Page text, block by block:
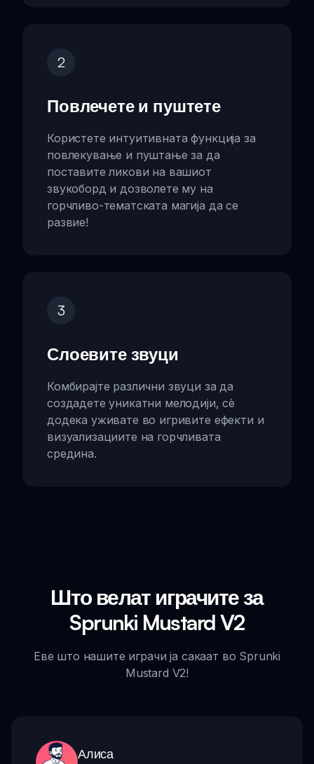
2
Повлечете и пуштете
Користете интуитивната функција за
повлекување и пуштање за да
поставите ликови на вашиот
звукоборд и дозволете му на
горчливо-тематската магија да се
развие!
3
Слоевите звуци
Комбирајте различни звуци за да
создадете уникатни мелодији, сè
додека уживате во игривите ефекти и
визуализациите на горчливата
средина.
Што велат играчите за
Sprunki Mustard V2
Еве што нашите играчи ја сакаат во Sprunki
Mustard V2!
Алиса